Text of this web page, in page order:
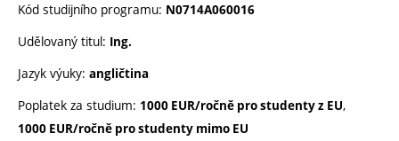
Kód studijního programu: N0714A060016
Udělovaný titul: Ing.
Jazyk výuky: angličtina
Poplatek za studium: 1000 EUR/ročně pro studenty z EU,
1000 EUR/ročně pro studenty mimo EU